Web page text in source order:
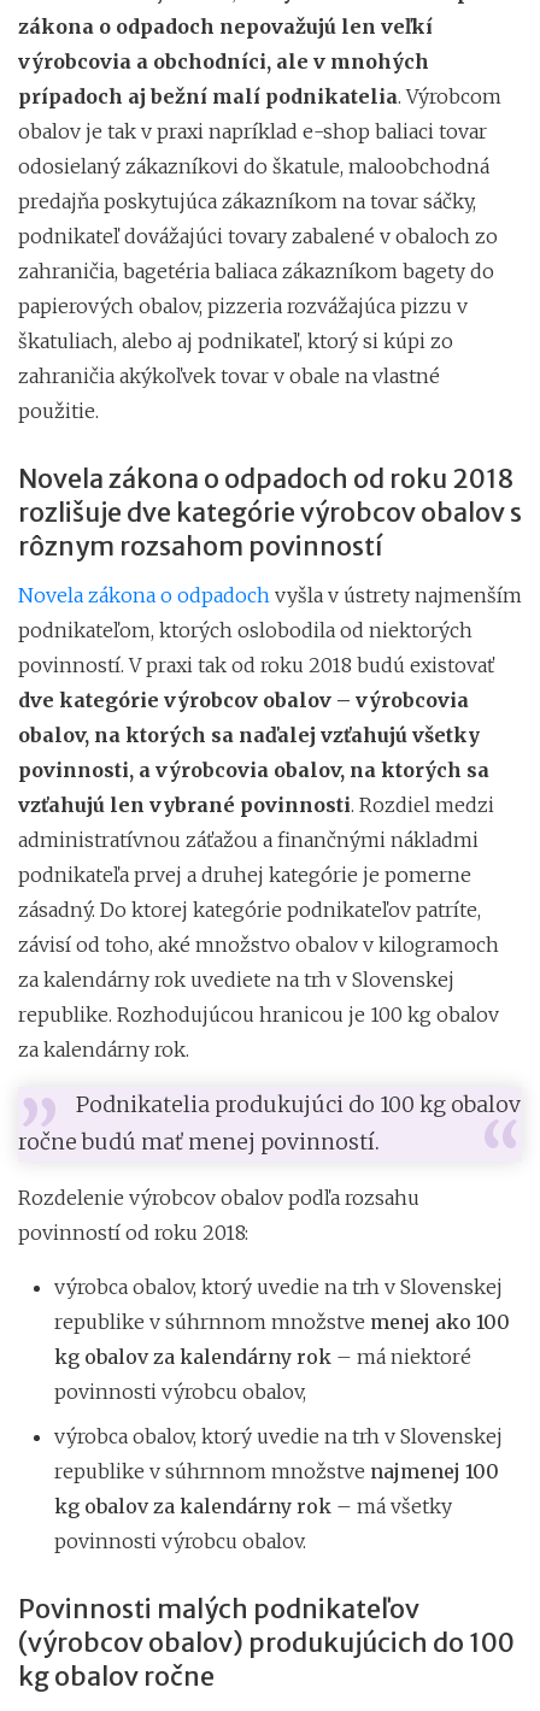
zákona o odpadoch nepovažujú len veľkí
výrobcovia a obchodníci, ale v mnohých
prípadoch aj bežní malí podnikatelia. Výrobcom
obalov je tak v praxi napríklad e-shop baliaci tovar
odosielaný zákazníkovi do škatule, maloobchodná
predajňa poskytujúca zákazníkom na tovar sáčky,
podnikateľ dovážajúci tovary zabalené v obaloch zo
zahraničia, bagetéria baliaca zákazníkom bagety do
papierových obalov, pizzeria rozvážajúca pizzu v
škatuliach, alebo aj podnikateľ, ktorý si kúpi zo
zahraničia akýkoľvek tovar v obale na vlastné
použitie.
Novela zákona o odpadoch od roku 2018
rozlišuje dve kategórie výrobcov obalov s
rôznym rozsahom povinností
Novela zákona o odpadoch vyšla v ústrety najmenším
podnikateľom, ktorých oslobodila od niektorých
povinností. V praxi tak od roku 2018 budú existovať
dve kategórie výrobcov obalov – výrobcovia
obalov, na ktorých sa naďalej vzťahujú všetky
povinnosti, a výrobcovia obalov, na ktorých sa
vzťahujú len vybrané povinnosti. Rozdiel medzi
administratívnou záťažou a finančnými nákladmi
podnikateľa prvej a druhej kategórie je pomerne
zásadný. Do ktorej kategórie podnikateľov patríte,
závisí od toho, aké množstvo obalov v kilogramoch
za kalendárny rok uvediete na trh v Slovenskej
republike. Rozhodujúcou hranicou je 100 kg obalov
za kalendárny rok.
Podnikatelia produkujúci do 100 kg obalov
ročne budú mať menej povinností.
Rozdelenie výrobcov obalov podľa rozsahu
povinností od roku 2018:
výrobca obalov, ktorý uvedie na trh v Slovenskej
republike v súhrnnom množstve menej ako 100
kg obalov za kalendárny rok – má niektoré
povinnosti výrobcu obalov,
výrobca obalov, ktorý uvedie na trh v Slovenskej
republike v súhrnnom množstve najmenej 100
kg obalov za kalendárny rok – má všetky
povinnosti výrobcu obalov.
Povinnosti malých podnikateľov
(výrobcov obalov) produkujúcich do 100
kg obalov ročne